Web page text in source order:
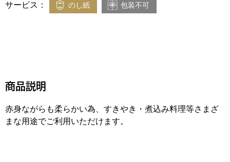
サービス： のし紙 包装不可
商品説明
赤身ながらも柔らかい為、すきやき・煮込み料理等さまざ
まな用途でご利用いただけます。